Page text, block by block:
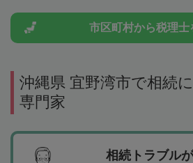
市区町村から税理士
沖縄県 宜野湾市で相続
専門家
相続トラブル